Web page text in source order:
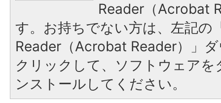
Reader（Acrobat
す。お持ちでない方は、左記の
Reader（Acrobat Reader）」
クリックして、ソフトウェア
ンストールしてください。